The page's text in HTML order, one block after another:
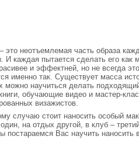
– это неотъемлемая часть образа
И каждая пытается сделать его как
и эффектней, но не всегда это
именно так. Существует масса
можно научиться делать
обучающие видео и мастер-
визажистов.
случаю стоит наносить особый
на отдых другой, в клуб –
постараемся Вас научить наносить